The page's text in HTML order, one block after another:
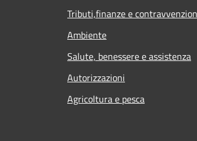
Tributi,finanze e
Ambiente
Salute, benessere e assistenza
Autorizzazioni
Agricoltura e pesca